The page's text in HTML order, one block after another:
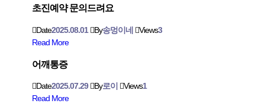
초진예약 문의드려요
Date2025.08.01 By송멍이네 Views3
Read More
어깨통증
Date2025.07.29 By로이 Views1
Read More